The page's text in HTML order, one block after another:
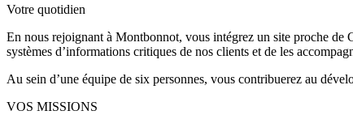
Votre quotidien
En nous rejoignant à Montbonnot, vous intégrez un site proche de
systèmes d’informations critiques de nos clients et de les
Au sein d’une équipe de six personnes, vous contribuerez au
VOS MISSIONS